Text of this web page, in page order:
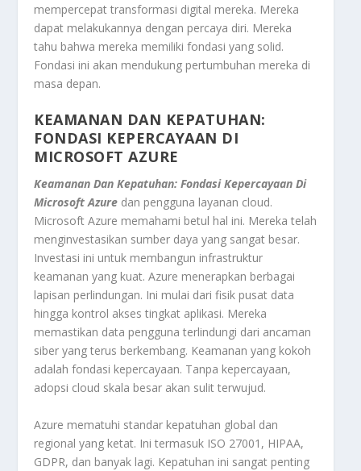
mempercepat transformasi digital mereka. Mereka
dapat melakukannya dengan percaya diri. Mereka
tahu bahwa mereka memiliki fondasi yang solid.
Fondasi ini akan mendukung pertumbuhan mereka di
masa depan.
KEAMANAN DAN KEPATUHAN:
FONDASI KEPERCAYAAN DI
MICROSOFT AZURE
Keamanan Dan Kepatuhan: Fondasi Kepercayaan Di
Microsoft Azure dan pengguna layanan cloud.
Microsoft Azure memahami betul hal ini. Mereka telah
menginvestasikan sumber daya yang sangat besar.
Investasi ini untuk membangun infrastruktur
keamanan yang kuat. Azure menerapkan berbagai
lapisan perlindungan. Ini mulai dari fisik pusat data
hingga kontrol akses tingkat aplikasi. Mereka
memastikan data pengguna terlindungi dari ancaman
siber yang terus berkembang. Keamanan yang kokoh
adalah fondasi kepercayaan. Tanpa kepercayaan,
adopsi cloud skala besar akan sulit terwujud.
Azure mematuhi standar kepatuhan global dan
regional yang ketat. Ini termasuk ISO 27001, HIPAA,
GDPR, dan banyak lagi. Kepatuhan ini sangat penting